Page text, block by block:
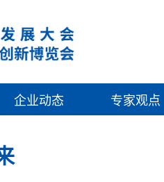
企业动态 专家观点